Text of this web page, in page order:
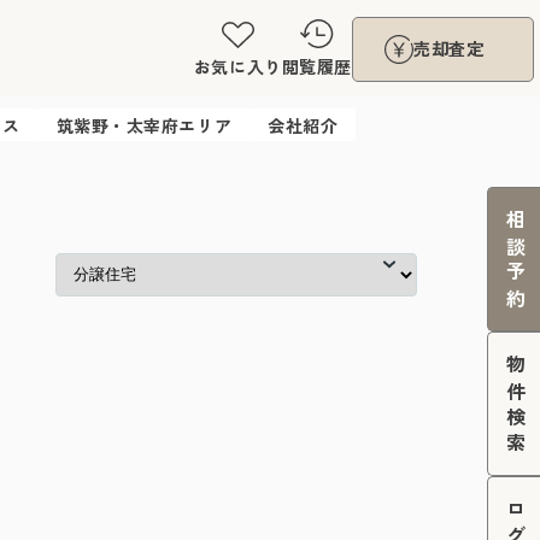
お気に入り 閲覧履歴
売却査定
筑紫野・太宰府エリア 会社紹介
相談予約
物件検索